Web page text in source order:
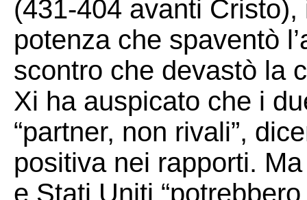
(431-404 avanti Cristo),
potenza che spaventò
scontro che devastò la
Xi ha auspicato che i
“partner, non rivali”,
positiva nei rapporti.
e Stati Uniti